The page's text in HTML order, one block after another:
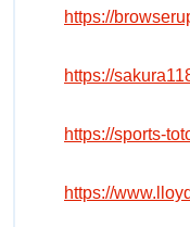
https://
https://
https://sports-
https://